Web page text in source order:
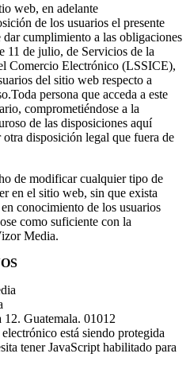
web, en adelante
de los usuarios el presente
cumplimiento a las obligaciones
11 de julio, de Servicios de la
Comercio Electrónico (LSSICE),
del sitio web respecto a
persona que acceda a este
comprometiéndose a la
de las disposiciones aquí
disposición legal que fuera de
de modificar cualquier tipo de
en el sitio web, sin que exista
conocimiento de los usuarios
como suficiente con la
Media.
Guatemala. 01012
está siendo protegida
tener JavaScript habilitado para